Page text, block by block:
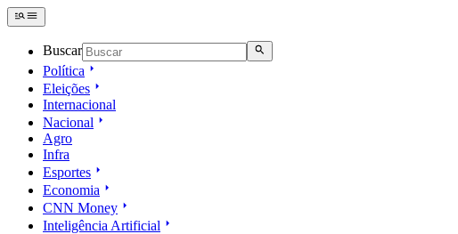
Buscar
Política
Eleições
Internacional
Nacional
Agro
Infra
Esportes
Economia
CNN Money
Inteligência Artificial